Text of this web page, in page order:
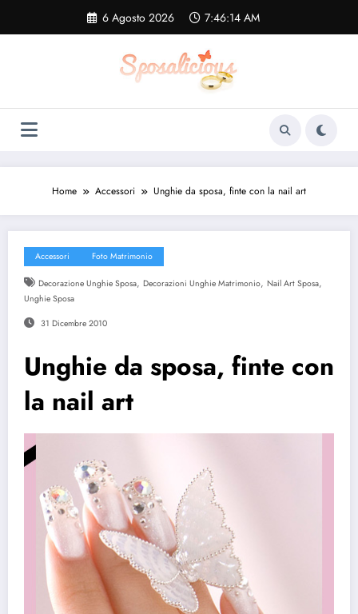
contenuto
6 Agosto 2026 7:46:15 AM
Home Accessori Unghie da sposa, finte con la nail art
Accessori Foto Matrimonio
Decorazione Unghie Sposa, Decorazioni Unghie Matrimonio, Nail Art Sposa,
Unghie Sposa
31 Dicembre 2010
Unghie da sposa, finte con
la nail art